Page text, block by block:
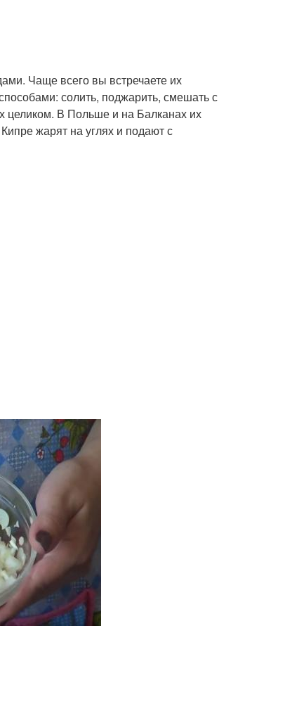
Чаще всего вы встречаете их
солить, поджарить, смешать с
целиком. В Польше и на Балканах их
жарят на углях и подают с